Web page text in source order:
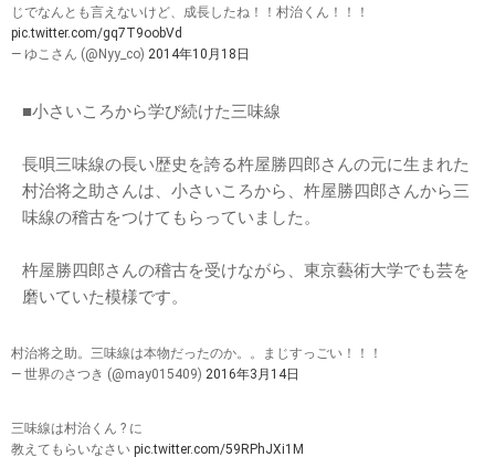
じでなんとも言えないけど、成長したね！！村治くん！！！
pic.twitter.com/gq7T9oobVd
— ゆこさん (@Nyy_co) 2014年10月18日
■小さいころから学び続けた三味線
長唄三味線の長い歴史を誇る杵屋勝四郎さんの元に生まれた
村治将之助さんは、小さいころから、杵屋勝四郎さんから三
味線の稽古をつけてもらっていました。
杵屋勝四郎さんの稽古を受けながら、東京藝術大学でも芸を
磨いていた模様です。
村治将之助。三味線は本物だったのか。。まじすっごい！！！
— 世界のさつき (@may015409) 2016年3月14日
三味線は村治くん ? に
教えてもらいなさい pic.twitter.com/59RPhJXi1M